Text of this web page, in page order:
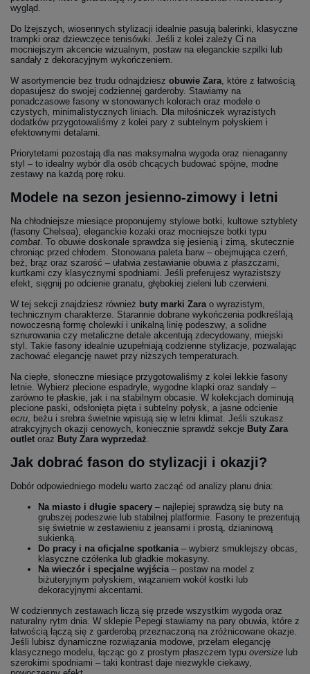
wygląd.
Do lżejszych, wiosennych stylizacji idealnie pasują balerinki, klasyczne
trampki oraz dziewczęce tenisówki. Jeśli z kolei zależy Ci na
mocniejszym akcencie wizualnym, postaw na eleganckie szpilki lub
sandały z dekoracyjnym wykończeniem.
W asortymencie bez trudu odnajdziesz obuwie Zara , które z łatwością
dopasujesz do swojej codziennej garderoby. Stawiamy na
ponadczasowe fasony w stonowanych kolorach oraz modele o
czystych, minimalistycznych liniach. Dla miłośniczek wyrazistych
dodatków przygotowaliśmy z kolei pary z subtelnym połyskiem i
efektownymi detalami.
Priorytetami pozostają dla nas maksymalna wygoda oraz nienaganny
styl – to idealny wybór dla osób chcących budować spójne, modne
zestawy na każdą porę roku.
Modele na sezon jesienno-zimowy i letni
Na chłodniejsze miesiące proponujemy stylowe botki, kultowe sztyblety
(fasony Chelsea), eleganckie kozaki oraz mocniejsze botki typu
combat . To obuwie doskonale sprawdza się jesienią i zimą, skutecznie
chroniąc przed chłodem. Stonowana paleta barw – obejmująca czerń,
beż, brąz oraz szarość – ułatwia zestawianie obuwia z płaszczami,
kurtkami czy klasycznymi spodniami. Jeśli preferujesz wyrazistszy
efekt, sięgnij po odcienie granatu, głębokiej zieleni lub czerwieni.
W tej sekcji znajdziesz również buty marki Zara o wyrazistym,
technicznym charakterze. Starannie dobrane wykończenia podkreślają
nowoczesną formę cholewki i unikalną linię podeszwy, a solidne
sznurowania czy metaliczne detale akcentują zdecydowany, miejski
styl. Takie fasony idealnie uzupełniają codzienne stylizacje, pozwalając
zachować elegancję nawet przy niższych temperaturach.
Na ciepłe, słoneczne miesiące przygotowaliśmy z kolei lekkie fasony
letnie. Wybierz plecione espadryle, wygodne klapki oraz sandały –
zarówno te płaskie, jak i na stabilnym obcasie. W kolekcjach dominują
plecione paski, odsłonięta pięta i subtelny połysk, a jasne odcienie
ecru , beżu i srebra świetnie wpisują się w letni klimat. Jeśli szukasz
atrakcyjnych okazji cenowych, koniecznie sprawdź sekcje Buty Zara
outlet oraz Buty Zara wyprzedaż
Jak dobrać fason do stylizacji i okazji?
Dobór odpowiedniego modelu warto zacząć od analizy planu dnia:
Na miasto i długie spacery – najlepiej sprawdzą się buty na
grubszej podeszwie lub stabilnej platformie. Fasony te prezentują
się świetnie w zestawieniu z jeansami i prostą, dzianinową
sukienką.
Do pracy i na oficjalne spotkania – wybierz smuklejszy obcas,
klasyczne czółenka lub gładkie mokasyny.
Na wieczór i specjalne wyjścia – postaw na model z
biżuteryjnym połyskiem, wiązaniem wokół kostki lub
dekoracyjnymi akcentami.
W codziennych zestawach liczą się przede wszystkim wygoda oraz
naturalny rytm dnia. W sklepie Pepegi stawiamy na pary obuwia, które z
łatwością łączą się z garderobą przeznaczoną na zróżnicowane okazje.
Jeśli lubisz dynamiczne rozwiązania modowe, przełam elegancję
klasycznego modelu, łącząc go z prostym płaszczem typu oversize lub
szerokimi spodniami – taki kontrast daje niezwykle ciekawy,